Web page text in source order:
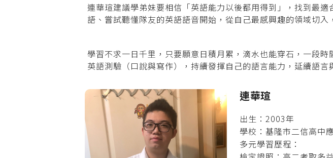
連華瑄建議學弟妹要相信「英語能力以後都用得到」，找到最
語、嘗試聽懂隊友的英語語音開始，從自己最感興趣的領域切入
學習不求一日千里，只要願意日積月累，滴水也能穿石，一段
英語測驗（口說與寫作），持續發揮自己的語言能力，延續語言
連華瑄
出生：2003年
學校：基隆市二信高中
多元學習歷程：